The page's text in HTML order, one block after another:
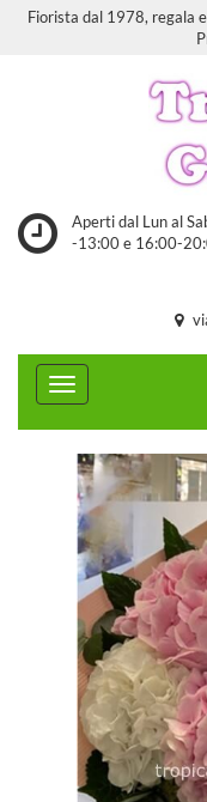
Fiorista dal 1978, regala
Aperti dal Lun al
-13:00 e 16:00-